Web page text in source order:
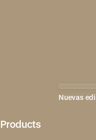
Nuevas
Products